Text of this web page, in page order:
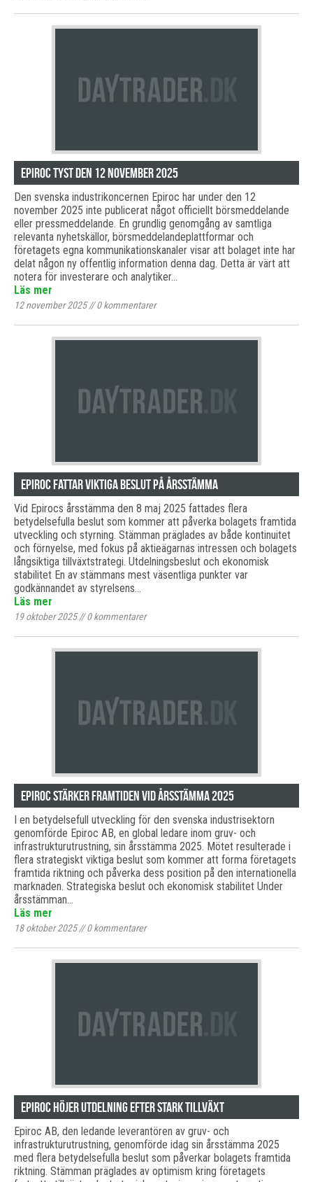
Epiroc tyst den 12 november 2025
Den svenska industrikoncernen Epiroc har under den 12
november 2025 inte publicerat något officiellt börsmeddelande
eller pressmeddelande. En grundlig genomgång av samtliga
relevanta nyhetskällor, börsmeddelandeplattformar och
företagets egna kommunikationskanaler visar att bolaget inte har
delat någon ny offentlig information denna dag. Detta är värt att
notera för investerare och analytiker…
Läs mer
12 november 2025//0kommentarer
Epiroc fattar viktiga beslut på årsstämma
Vid Epirocs årsstämma den 8 maj 2025 fattades flera
betydelsefulla beslut som kommer att påverka bolagets framtida
utveckling och styrning. Stämman präglades av både kontinuitet
och förnyelse, med fokus på aktieägarnas intressen och bolagets
långsiktiga tillväxtstrategi. Utdelningsbeslut och ekonomisk
stabilitet En av stämmans mest väsentliga punkter var
godkännandet av styrelsens…
Läs mer
19 oktober 2025//0kommentarer
Epiroc stärker framtiden vid årsstämma 2025
I en betydelsefull utveckling för den svenska industrisektorn
genomförde Epiroc AB, en global ledare inom gruv- och
infrastrukturutrustning, sin årsstämma 2025. Mötet resulterade i
flera strategiskt viktiga beslut som kommer att forma företagets
framtida riktning och påverka dess position på den internationella
marknaden. Strategiska beslut och ekonomisk stabilitet Under
årsstämman…
Läs mer
18 oktober 2025//0kommentarer
Epiroc höjer utdelning efter stark tillväxt
Epiroc AB, den ledande leverantören av gruv- och
infrastrukturutrustning, genomförde idag sin årsstämma 2025
med flera betydelsefulla beslut som påverkar bolagets framtida
riktning. Stämman präglades av optimism kring företagets